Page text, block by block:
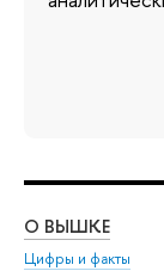
О ВЫШКЕ
Цифры и факты